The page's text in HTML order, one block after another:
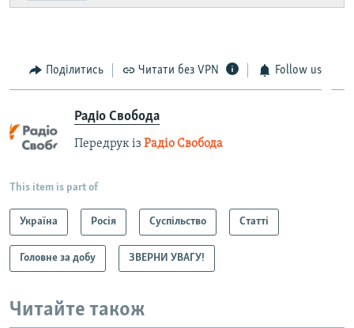
Поділитись Читати без VPN Follow us
Радіо Свобода
Передрук із Радіо Свобода
This item is part of
Україна Росія Суспільство Статті
Головне за добу ЗВЕРНИ УВАГУ!
Читайте також